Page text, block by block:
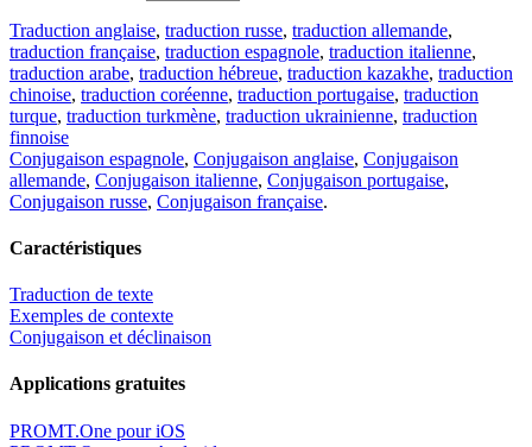
Traduction anglaise, traduction russe, traduction allemande,
traduction française, traduction espagnole, traduction italienne,
traduction arabe, traduction hébreue, traduction kazakhe, traduction
chinoise, traduction coréenne, traduction portugaise, traduction
turque, traduction turkmène, traduction ukrainienne, traduction
finnoise
Conjugaison espagnole, Conjugaison anglaise, Conjugaison
allemande, Conjugaison italienne, Conjugaison portugaise,
Conjugaison russe, Conjugaison française.
Caractéristiques
Traduction de texte
Exemples de contexte
Conjugaison et déclinaison
Applications gratuites
PROMT.One pour iOS